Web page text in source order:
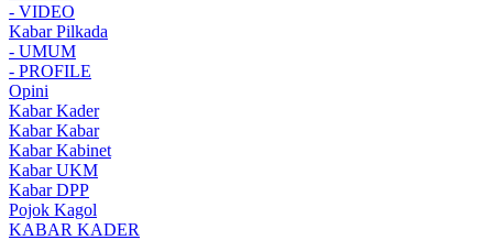
- VIDEO
Kabar Pilkada
- UMUM
- PROFILE
Opini
Kabar Kader
Kabar Kabar
Kabar Kabinet
Kabar UKM
Kabar DPP
Pojok Kagol
KABAR KADER